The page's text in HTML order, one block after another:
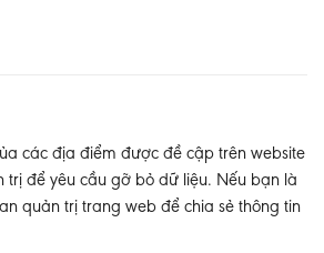
các địa điểm được đề cập trên website
trị để yêu cầu gỡ bỏ dữ liệu. Nếu bạn là
quản trị trang web để chia sẻ thông tin